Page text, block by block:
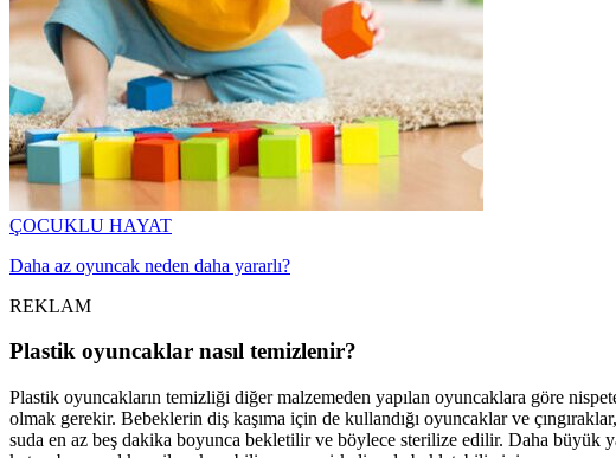
ÇOCUKLU HAYAT
Daha az oyuncak neden daha yararlı?
REKLAM
Plastik oyuncaklar nasıl temizlenir?
Plastik oyuncakların temizliği diğer malzemeden yapılan oyuncaklara göre
olmak gerekir. Bebeklerin diş kaşıma için de kullandığı oyuncaklar ve
suda en az beş dakika boyunca bekletilir ve böylece sterilize edilir. Daha büyük